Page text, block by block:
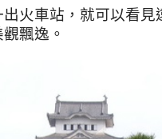
火車站，就可以看
飄逸。